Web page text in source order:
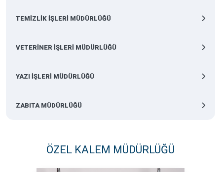
TEMİZLİK İŞLERİ MÜDÜRLÜĞÜ
VETERİNER İŞLERİ MÜDÜRLÜĞÜ
YAZI İŞLERİ MÜDÜRLÜĞÜ
ZABITA MÜDÜRLÜĞÜ
ÖZEL KALEM MÜDÜRLÜĞÜ